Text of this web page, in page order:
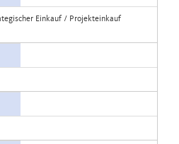
Einkauf / Projekteinkauf